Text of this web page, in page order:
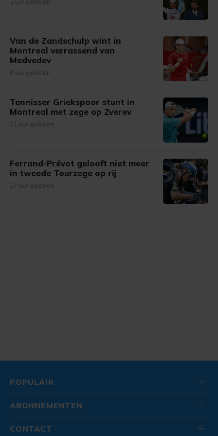
Van de Zandschulp wint in
Montreal verrassend van
Medvedev
9 uur geleden
Tennisser Griekspoor stunt in
Montreal met zege op Zverev
11 uur geleden
Ferrand-Prévot gelooft niet meer
in tweede Tourzege op rij
17 uur geleden
POPULAIR
ABONNEMENTEN
CONTACT